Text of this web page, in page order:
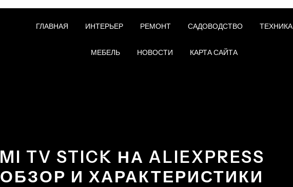
ГЛАВНАЯ ИНТЕРЬЕР РЕМОНТ САДОВОДСТВО ТЕХНИКА
МЕБЕЛЬ НОВОСТИ КАРТА САЙТА
MI TV STICK НА ALIEXPRESS
ОБЗОР И ХАРАКТЕРИСТИКИ